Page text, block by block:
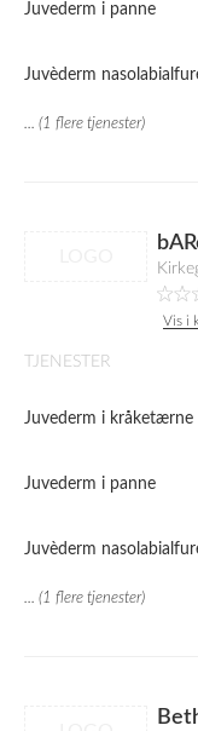
Juvederm i panne
Juvèderm
... (1 flere tjenester)
Vis i
TJENESTER
Juvederm i kråketærne
Juvederm i panne
Juvèderm
... (1 flere tjenester)